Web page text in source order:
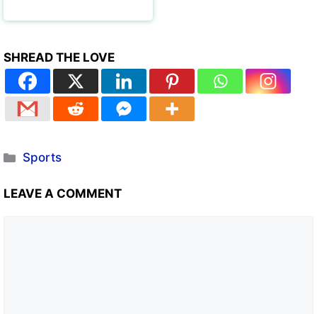
SHREAD THE LOVE
Sports
LEAVE A COMMENT